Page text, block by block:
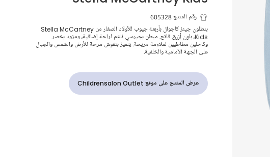
جينز دنيم لون أزرق فاتح
للأولاد
رقم المنتج 605328
بنطلون جينز كاجوال بأربعة جيوب للأولاد الصغار من Stella McCartney
Kids، بلون أزرق فاتح. مبطن بجيرسي ناعم لراحة إضافية، ومزود بخصر
وكاحلين مطاطيين لملاءمة مريحة. يتميز بنقوش مرحة للأرض والشمس والجبال
على الجهة الأمامية والخلفية.
عرض المنتج على موقع Childrensalon Outlet